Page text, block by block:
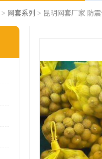
> 网套系列 > 昆明网套厂家 防